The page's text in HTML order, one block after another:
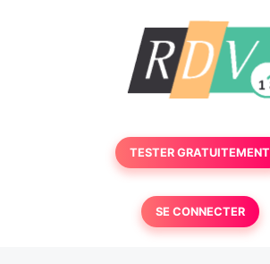
TESTER GRATUITEMENT
SE CONNECTER